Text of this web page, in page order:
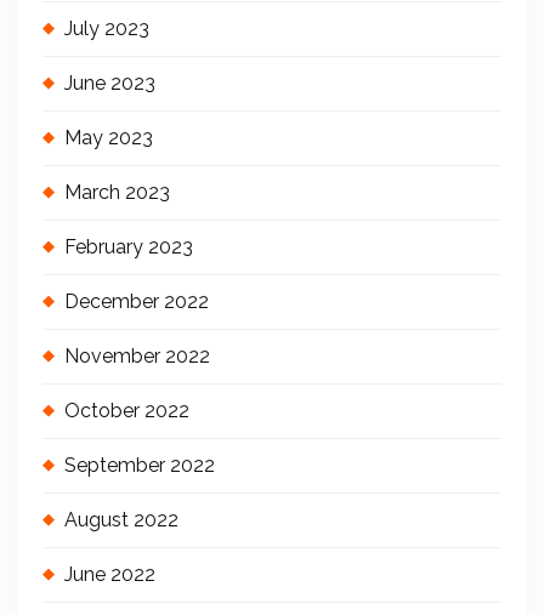
July 2023
June 2023
May 2023
March 2023
February 2023
December 2022
November 2022
October 2022
September 2022
August 2022
June 2022